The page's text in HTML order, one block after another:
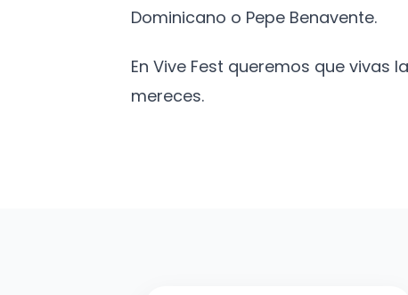
Dominicano o Pepe Benavente.
En Vive Fest queremos que vivas
mereces.